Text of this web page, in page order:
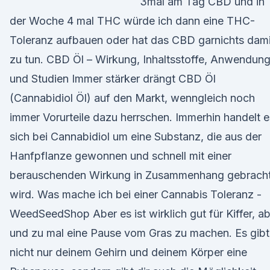
der Woche 4 mal THC würde ich dann eine THC-
Toleranz aufbauen oder hat das CBD garnichts
zu tun. CBD Öl – Wirkung, Inhaltsstoffe, Anwendung
und Studien Immer stärker drängt CBD Öl
(Cannabidiol Öl) auf den Markt, wenngleich noch
immer Vorurteile dazu herrschen. Immerhin handelt
sich bei Cannabidiol um eine Substanz, die aus der
Hanfpflanze gewonnen und schnell mit einer
berauschenden Wirkung in Zusammenhang
wird. Was mache ich bei einer Cannabis Toleranz -
WeedSeedShop Aber es ist wirklich gut für Kiffer, ab
und zu mal eine Pause vom Gras zu machen. Es gibt
nicht nur deinem Gehirn und deinem Körper eine